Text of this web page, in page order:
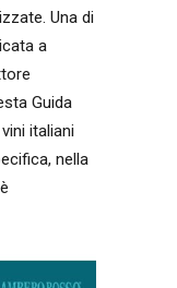
Una di
a
Guida
italiani
nella